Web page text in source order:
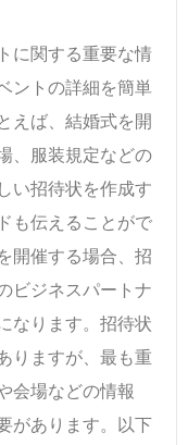
に関する重要な情
ントの詳細を簡単
えば、結婚式を開
、服装規定などの
い招待状を作成す
も伝えることがで
開催する場合、招
ビジネスパートナ
なります。招待状
りますが、最も重
会場などの情報
があります。以下